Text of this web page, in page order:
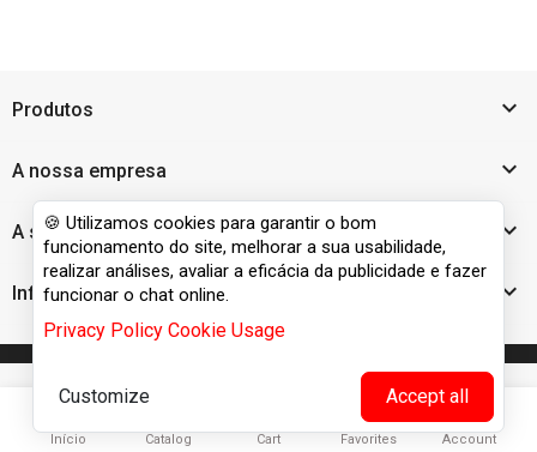
Produtos 
A nossa empresa 
A sua conta 
Informação da Loja 
🍪 Utilizamos cookies para garantir o bom
funcionamento do site, melhorar a sua usabilidade,
realizar análises, avaliar a eficácia da publicidade e fazer
funcionar o chat online.
Privacy Policy Cookie Usage
Customize Accept all
Início Catalog Cart

Favorites Account